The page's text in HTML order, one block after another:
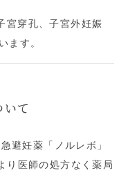
宮穿孔、子宮外妊娠
ます。
て
避妊薬「ノルレボ」
り医師の処方なく薬局